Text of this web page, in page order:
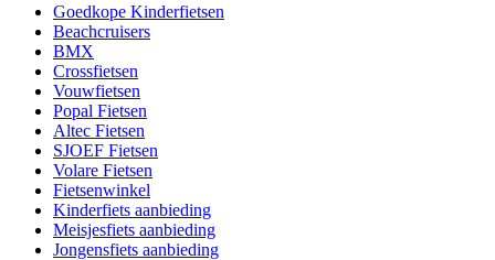
Goedkope Kinderfietsen
Beachcruisers
BMX
Crossfietsen
Vouwfietsen
Popal Fietsen
Altec Fietsen
SJOEF Fietsen
Volare Fietsen
Fietsenwinkel
Kinderfiets aanbieding
Meisjesfiets aanbieding
Jongensfiets aanbieding